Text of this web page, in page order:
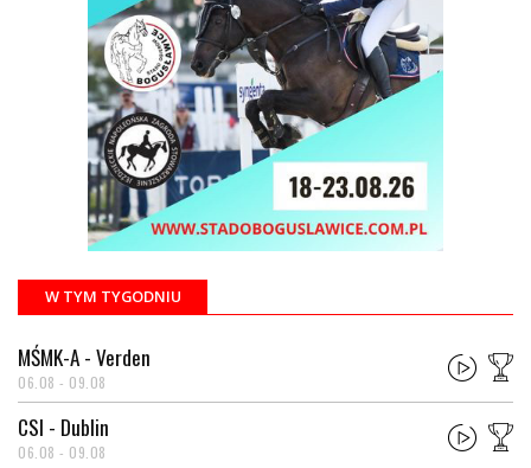
W TYM TYGODNIU
MŚMK-A - Verden
06.08 - 09.08
CSI - Dublin
06.08 - 09.08